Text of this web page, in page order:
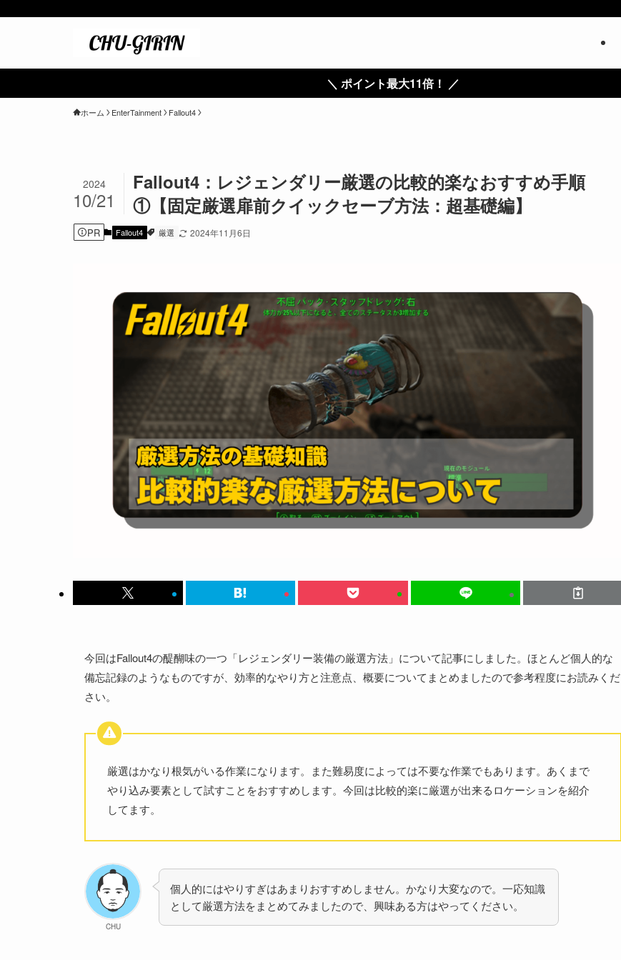
＼ ポイント最大11倍！ ／
ホーム EnterTainment Fallout4
Fallout4：レジェンダリー厳選の比較的楽なおすすめ手順
①【固定厳選扉前クイックセーブ方法：超基礎編】
2024
10/21
PR Fallout4 厳選 2024年11月6日
今回はFallout4の醍醐味の一つ「レジェンダリー装備の厳選方法」について記事にしました。ほとんど個人的な
備忘記録のようなものですが、効率的なやり方と注意点、概要についてまとめましたので参考程度にお読みくだ
さい。
厳選はかなり根気がいる作業になります。また難易度によっては不要な作業でもあります。あくまで
やり込み要素として試すことをおすすめします。今回は比較的楽に厳選が出来るロケーションを紹介
してます。
CHU
個人的にはやりすぎはあまりおすすめしません。かなり大変なので。一応知識
として厳選方法をまとめてみましたので、興味ある方はやってください。